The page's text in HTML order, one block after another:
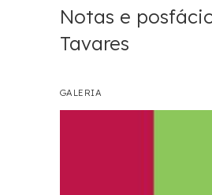
Notas e
Tavares
GALERIA